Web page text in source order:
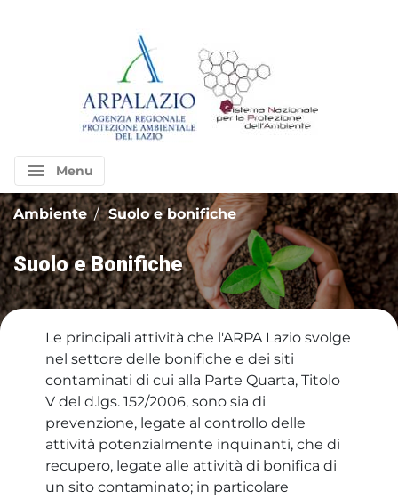
menu Menu
Ambiente Suolo e bonifiche
Suolo e Bonifiche
Le principali attività che l'ARPA Lazio svolge
nel settore delle bonifiche e dei siti
contaminati di cui alla Parte Quarta, Titolo
V del d.lgs. 152/2006, sono sia di
prevenzione, legate al controllo delle
attività potenzialmente inquinanti, che di
recupero, legate alle attività di bonifica di
un sito contaminato; in particolare